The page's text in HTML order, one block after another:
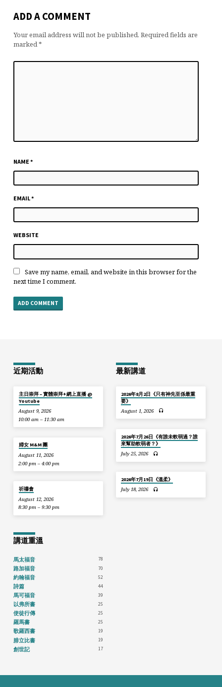
ADD A COMMENT
Your email address will not be published. Required fields are
marked *
NAME *
EMAIL*
WEBSITE
Save my name, email, and website in this browser for the
next time I comment.
近期活動
主日崇拜 – 實體崇拜+網上直播 @
Youtube
August 9, 2026
10:00 am – 11:30 am
婦女 M&M 團
August 11, 2026
2:00 pm – 4:00 pm
祈禱會
August 12, 2026
8:30 pm – 9:30 pm
最新講道
2026年8月2日《只有神先至係最重
要》
August 1, 2026
2026年7月26日《有誰未軟弱過？誰
來幫助軟弱者？》
July 25, 2026
2026年7月19日《溫柔》
July 18, 2026
講道重溫
馬太福音 78
路加福音 70
約翰福音 52
詩篇 44
馬可福音 39
以弗所書 25
使徒行傳 25
羅馬書 25
歌羅西書 19
腓立比書 19
創世記 17